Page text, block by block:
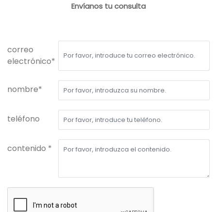
Envíanos tu consulta
correo
electrónico*
nombre*
teléfono
contenido *